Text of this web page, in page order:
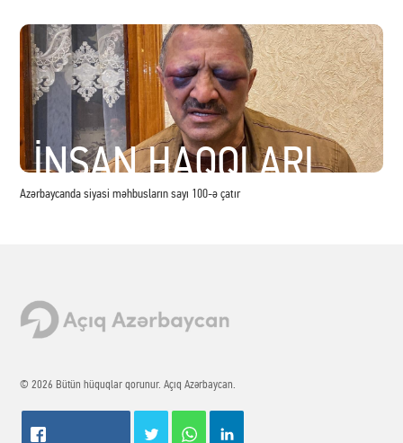
İNSAN HAQQLARI
Azərbaycanda siyasi məhbusların sayı 100-ə çatır
© 2026 Bütün hüquqlar qorunur. Açıq Azərbaycan.